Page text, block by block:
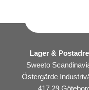
Lager &
Sweeto
Östergärde
417 29